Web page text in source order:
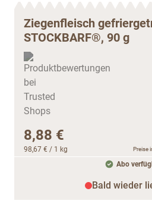
Ziegenfleisch
STOCKBARF®, 90 g
8,88 €
98,67 € / 1 kg Preise
Abo
Bald wieder